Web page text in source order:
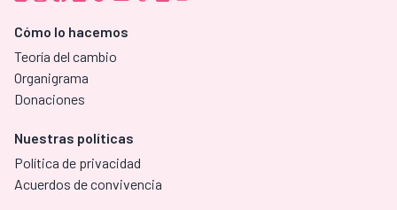
Cómo lo hacemos
Teoría del cambio
Organigrama
Donaciones
Nuestras políticas
Política de privacidad
Acuerdos de convivencia